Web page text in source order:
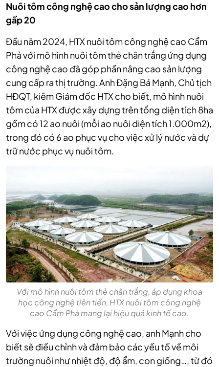
Nuôi tôm công nghệ cao cho sản lượng cao hơn
gấp 20
Đầu năm 2024, HTX nuôi tôm công nghệ cao Cẩm
Phả với mô hình nuôi tôm thẻ chân trắng ứng dụng
công nghệ cao đã góp phần nâng cao sản lượng
cung cấp ra thị trường.Anh Đặng Bá Mạnh, Chủ tịch
HĐQT, kiêm Giám đốc HTXcho biết, mô hình nuôi
tôm của HTXđược xây dựng trên tổng diện tích 8ha
gồm có 12 ao nuôi (mỗi ao nuôi diện tích 1.000m2),
trong đó có 6 ao phục vụ cho việc xử lý nước và dự
trữ nước phục vụ nuôi tôm.
Với mô hình nuôi tôm thẻ chân trắng, áp dụng khoa
học công nghệ tiên tiến, HTX nuôi tôm công nghệ
cao Cẩm Phả mang lại hiệu quả kinh tế cao.
Với việc ứng dụng công nghệ cao, anh Mạnh cho
biết sẽ điều chỉnh và đảm bảo các yếu tố về môi
trường nuôi như nhiệt độ, độ ẩm, con giống…, từ đó